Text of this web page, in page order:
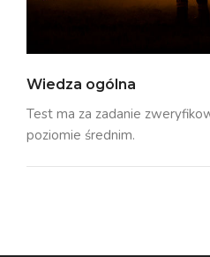
Wiedza ogólna
Test ma za zadanie
poziomie średnim.